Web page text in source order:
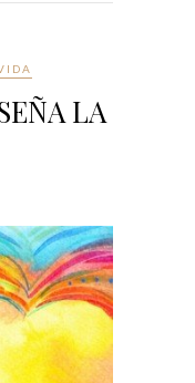
LA